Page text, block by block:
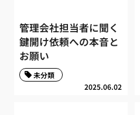
管理会社担当者に聞く
鍵開け依頼への本音と
お願い
2025.06.02
未分類